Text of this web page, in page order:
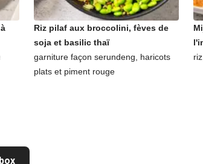
Riz pilaf aux broccolini, fèves de
soja et basilic thaï
garniture façon serundeng, haricots
plats et piment rouge